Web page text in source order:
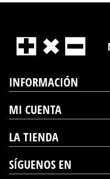
INFORMACIÓN
MI CUENTA
LA TIENDA
SÍGUENOS EN